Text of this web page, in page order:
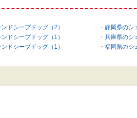
ドシープドッグ（2）
静岡県のシ
ドシープドッグ（1）
兵庫県のシ
ドシープドッグ（1）
福岡県のシ